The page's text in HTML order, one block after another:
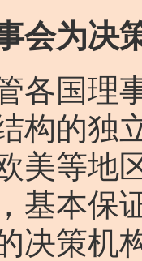
会为决
国理事
构的独
美等地
基本保
决策机